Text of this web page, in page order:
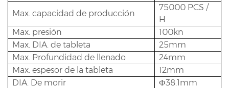
Max. capacidad de producción
75000 PCS /
H
Max. presión
100kn
Max. DIA. de tableta
25mm
Max. Profundidad de llenado
24mm
Max. espesor de la tableta
12mm
DIA. De morir
Ф38.1mm